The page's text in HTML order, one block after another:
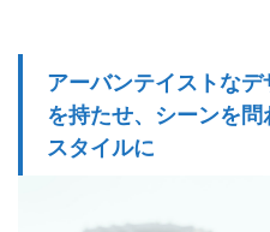
アーバンテイストな
を持たせ、シーンを
スタイルに